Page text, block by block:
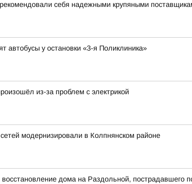
себя надежными крупяными
автобусы у остановки «3-я Поликлиника»
из-за проблем с электрикой
модернизировали в Колпнянском районе
дома на Раздольной, пострадавшего